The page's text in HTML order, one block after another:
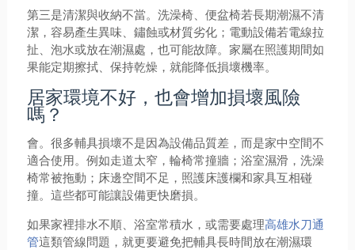
第三是清潔與收納不當。洗澡椅、便盆椅若長期潮濕不清
潔，容易產生異味、鏽蝕或材質劣化；電動設備若電線拉
扯、泡水或放在潮濕處，也可能故障。家屬在照護期間如
果能定期擦拭、保持乾燥，就能降低損壞機率。
居家環境不好，也會增加損壞風險
嗎？
會。很多輔具損壞不是因為設備品質差，而是家中空間不
適合使用。例如走道太窄，輪椅常撞牆；浴室濕滑，洗澡
椅常被拖動；床邊空間不足，照護床護欄和家具互相碰
撞。這些都可能讓設備更快磨損。
如果家裡排水不順、浴室常積水，或需要處理高雄水刀通
管這類管線問題，就更要避免把輔具長時間放在潮濕環